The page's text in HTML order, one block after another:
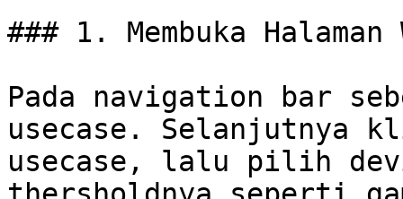
### 1. Membuka
Pada navigation bar
usecase. Selanjutnya
usecase, lalu pilih